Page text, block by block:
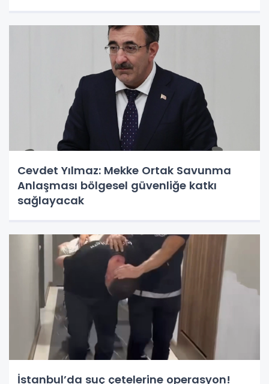
Cevdet Yılmaz: Mekke Ortak Savunma
Anlaşması bölgesel güvenliğe katkı
sağlayacak
İstanbul’da suç çetelerine operasyon!